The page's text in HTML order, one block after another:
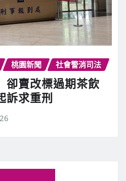
桃園新聞 社會警消司法
卻賣改標過期茶飲
訴求重刑